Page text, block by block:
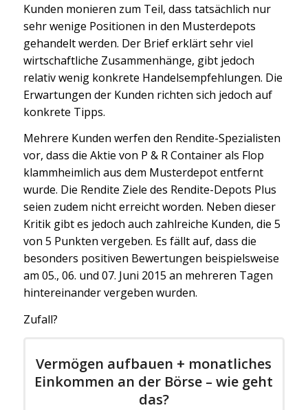
Kunden monieren zum Teil, dass tatsächlich nur
sehr wenige Positionen in den Musterdepots
gehandelt werden. Der Brief erklärt sehr viel
wirtschaftliche Zusammenhänge, gibt jedoch
relativ wenig konkrete Handelsempfehlungen. Die
Erwartungen der Kunden richten sich jedoch auf
konkrete Tipps.
Mehrere Kunden werfen den Rendite-Spezialisten
vor, dass die Aktie von P & R Container als Flop
klammheimlich aus dem Musterdepot entfernt
wurde. Die Rendite Ziele des Rendite-Depots Plus
seien zudem nicht erreicht worden. Neben dieser
Kritik gibt es jedoch auch zahlreiche Kunden, die 5
von 5 Punkten vergeben. Es fällt auf, dass die
besonders positiven Bewertungen beispielsweise
am 05., 06. und 07. Juni 2015 an mehreren Tagen
hintereinander vergeben wurden.
Zufall?
Vermögen aufbauen + monatliches
Einkommen an der Börse – wie geht
das?